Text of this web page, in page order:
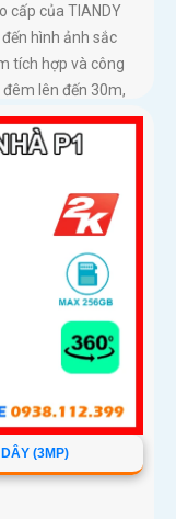
cấp của TIANDY
hình ảnh sắc
tích hợp và công
lên đến 30m,
đêm
(3MP)